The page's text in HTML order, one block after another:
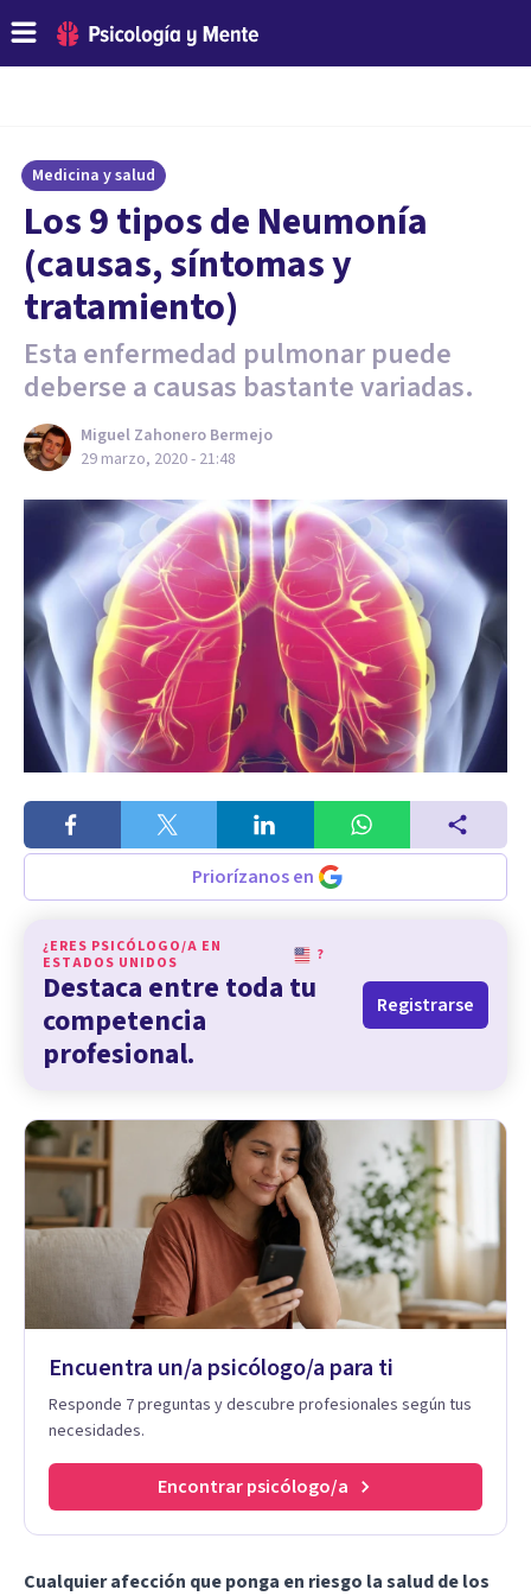
Medicina y salud
Los 9 tipos de Neumonía
(causas, síntomas y
tratamiento)
Esta enfermedad pulmonar puede
deberse a causas bastante variadas.
Miguel Zahonero Bermejo
29 marzo, 2020 - 21:48
Priorízanos en
¿ERES PSICÓLOGO/A EN
ESTADOS UNIDOS
?
Destaca entre toda tu
competencia
profesional.
Registrarse
Encuentra un/a psicólogo/a para ti
Responde 7 preguntas y descubre profesionales según tus
necesidades.
Encontrar psicólogo/a
Cualquier afección que ponga en riesgo la salud de los